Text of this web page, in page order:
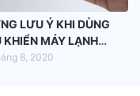
LƯU Ý KHI DÙNG
KHIỂN MÁY LẠNH
8, 2020